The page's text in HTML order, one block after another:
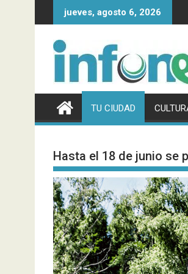
al
jueves, agosto 6, 2026
TU CIUDAD
Hasta el 18 de junio se